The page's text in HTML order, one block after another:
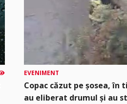
EVENIMENT
Copac căzut pe șosea,
au eliberat drumul și au